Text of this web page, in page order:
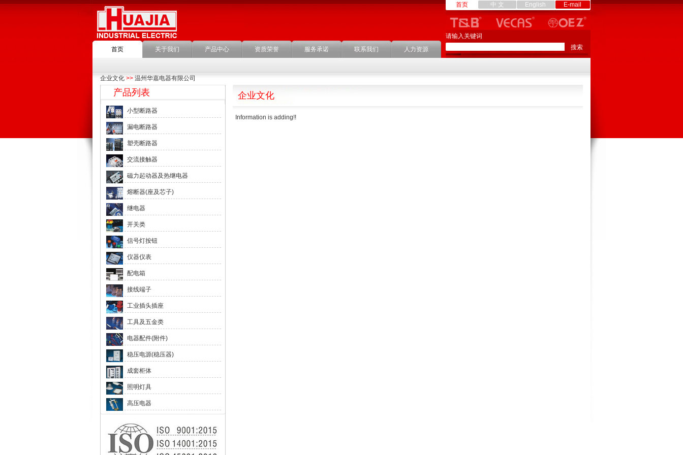
首页 关于我们 产品中心 资质荣誉 服务承诺 联系我们 人力资源
首页 中 文 English E-mail
请输入关键词
企业文化 >> 温州华嘉电器有限公司
产品列表
小型断路器
漏电断路器
塑壳断路器
交流接触器
磁力起动器及热继电器
熔断器(座及芯子)
继电器
开关类
信号灯按钮
仪器仪表
配电箱
接线端子
工业插头插座
工具及五金类
电器配件(附件)
稳压电源(稳压器)
成套柜体
照明灯具
高压电器
企业文化
Information is adding!!